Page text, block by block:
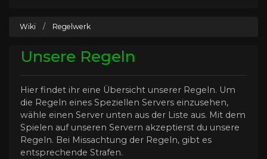
Wiki / Regelwerk
Unsere Regeln
Hier findet ihr eine Übersicht unserer Regeln. Um
die Regeln eines Speziellen Servers einzusehen,
wähle einen Server unten aus der Liste aus. Mit dem
Spielen auf unseren Servern akzeptierst du unsere
Regeln. Bei Missachtung der Regeln, gibt es
entsprechende Strafen.